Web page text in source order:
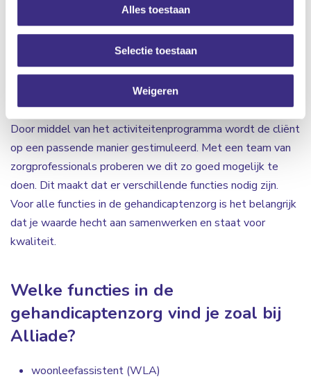
Alles toestaan
Selectie toestaan
Weigeren
cliënten kunnen ondersteunen en begeleiden zodat
moeilijke situaties omgebogen worden naar kansen. Ook
ondersteun je bij Algemene Dagelijkse Levensverrichtingen
(ADL). De cliënten worden hierbij gemotiveerd om veel
zelf te proberen. Verder is het ondersteunen bij de
vrijetijdsinvulling één van de taken in de gehandicaptenzorg.
Door middel van het activiteitenprogramma wordt de cliënt
op een passende manier gestimuleerd. Met een team van
zorgprofessionals proberen we dit zo goed mogelijk te
doen. Dit maakt dat er verschillende functies nodig zijn.
Voor alle functies in de gehandicaptenzorg is het belangrijk
dat je waarde hecht aan samenwerken en staat voor
kwaliteit.
Welke functies in de
gehandicaptenzorg vind je zoal bij
Alliade?
woonleefassistent (WLA)